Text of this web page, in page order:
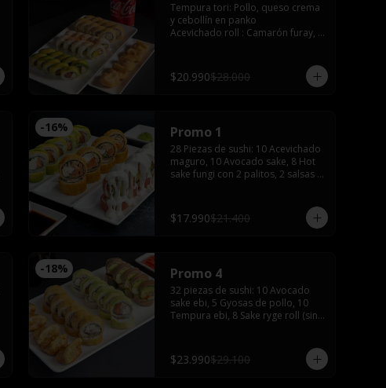
Tempura tori: Pollo, queso crema
y cebollín en panko
Acevichado roll : Camarón furay,
Avocado sake : Salmón, queso
crema y ciboulette envuelto en
$20.990$28.000
-16% Promo 1
28 Piezas de sushi: 10 Acevichado
maguro, 10 Avocado sake, 8 Hot
sake fungi con 2 palitos, 2 salsas
$17.990$21.400
-18% Promo 4
32 piezas de sushi: 10 Avocado
sake ebi, 5 Gyosas de pollo, 10
Tempura ebi, 8 Sake ryge roll (sin
bebida de 1.5 Litros
$23.990$29.100